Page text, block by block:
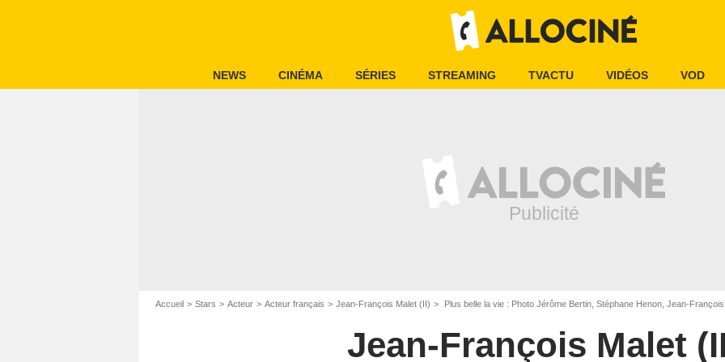
NEWS CINÉMA SÉRIES STREAMING TVACTU VIDÉOS VOD
Accueil Stars Acteur Acteur français Jean-François Malet (II) Plus belle la vie : Photo Jérôme Bertin, Stéphane Henon, Jean-
Jean-François Malet